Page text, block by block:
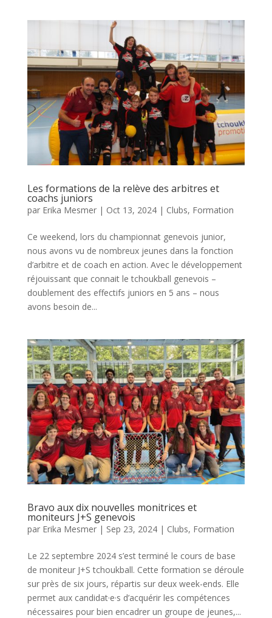
Les formations de la relève des arbitres et
coachs juniors
par Erika Mesmer| Oct 13, 2024| Clubs, Formation
Ce weekend, lors du championnat genevois junior,
nous avons vu de nombreux jeunes dans la fonction
d’arbitre et de coach en action. Avec le développement
réjouissant que connait le tchoukball genevois –
doublement des effectifs juniors en 5 ans – nous
avons besoin de...
Bravo aux dix nouvelles monitrices et
moniteurs J+S genevois
par Erika Mesmer| Sep 23, 2024| Clubs, Formation
Le 22 septembre 2024 s’est terminé le cours de base
de moniteur J+S tchoukball. Cette formation se déroule
sur près de six jours, répartis sur deux week-ends. Elle
permet aux candidat·e·s d’acquérir les compétences
nécessaires pour bien encadrer un groupe de jeunes,...